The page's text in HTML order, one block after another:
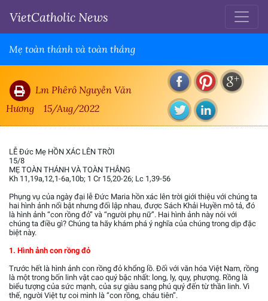
VietCatholic News
Mẹ toàn thánh và toàn thắng
Lm Phêrô Nguyễn Văn
Hương
15/Aug/2022
LỄ Đức Mẹ HỒN XÁC LÊN TRỜI
15/8
MẸ TOÀN THÁNH VÀ TOÀN THẮNG
Kh 11,19a,12,1-6a,10b; 1 Cr 15,20-26; Lc 1,39-56
Phụng vụ của ngày đại lễ Đức Maria hồn xác lên trời giới thiệu với chúng ta
hai hình ảnh nổi bật nhưng đối lập nhau, được Sách Khải Huyền mô tả, đó
là hình ảnh “con rồng đỏ” và “người phụ nữ”. Hai hình ảnh này nói với
chúng ta điều gì? Chúng ta hãy khám phá ý nghĩa của chúng trong dịp đặc
biệt này.
1. Hình ảnh con rồng đỏ
Trước hết là hình ảnh con rồng đỏ khổng lồ. Đối với văn hóa Việt Nam, rồng
là một trong bốn linh vật cao quý bậc nhất: long, ly, quy, phượng. Rồng là
biểu tượng của sức mạnh, của sự giàu sang phú quý đến từ thần linh. Vì
thế, người Việt tự coi mình là “con rồng, cháu tiên”.